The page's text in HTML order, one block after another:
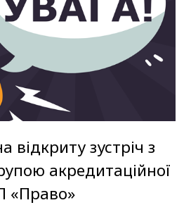
зустріч з
акредитаційної
«Право»